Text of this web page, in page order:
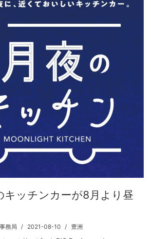
キッチンカーが8月より昼
務局 2021-08-10 豊洲